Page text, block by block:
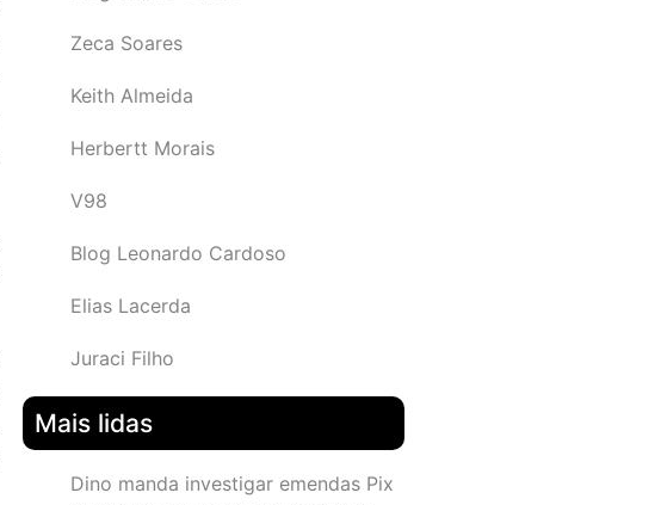
Zeca Soares
Keith Almeida
Herbertt Morais
V98
Blog Leonardo Cardoso
Elias Lacerda
Juraci Filho
Mais lidas
Dino manda investigar emendas Pix